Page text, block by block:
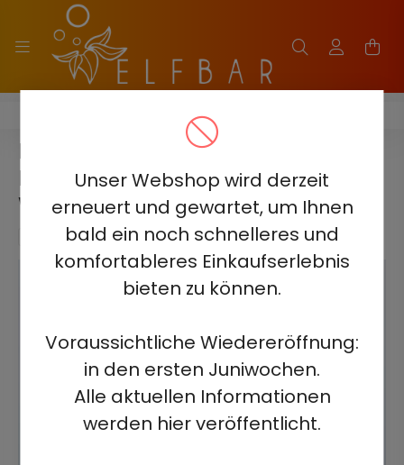
Unser Webshop wird derzeit
erneuert und gewartet, um Ihnen
bald ein noch schnelleres und
komfortableres Einkaufserlebnis
bieten zu können.
Voraussichtliche Wiedereröffnung:
in den ersten Juniwochen.
Alle aktuellen Informationen
werden hier veröffentlicht.
ELF BAR NICOTINE KING 40000 - 2%-3%-5%
ELF BAR NICOTINE KING 40000 –
BLAUE HIMBEERE ICE –
WIEDERAUFLADBAR